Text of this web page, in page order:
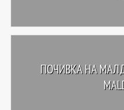
ПОЧИВКА НА